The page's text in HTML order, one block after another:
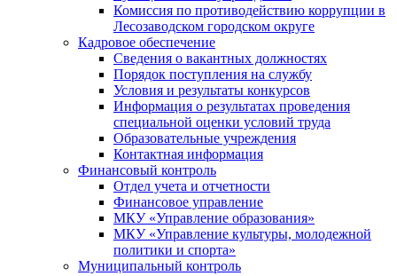
Комиссия по противодействию коррупции в
Лесозаводском городском округе
Кадровое обеспечение
Сведения о вакантных должностях
Порядок поступления на службу
Условия и результаты конкурсов
Информация о результатах проведения
специальной оценки условий труда
Образовательные учреждения
Контактная информация
Финансовый контроль
Отдел учета и отчетности
Финансовое управление
МКУ «Управление образования»
МКУ «Управление культуры, молодежной
политики и спорта»
Муниципальный контроль